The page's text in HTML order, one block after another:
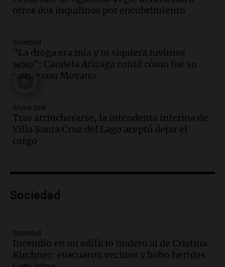
Audio.La calidad del empleo en
en un contexto de crisis económica
Panorama Federal
Episodios
Audio. Audiencia por tragedia vial en
Panorama Federal
Episodios
Audio.Solicitan quiebra de Lebron
Group en medio de una investigación
Audio.
Panorama Federal
Episodios
Audio.El alzobispo García Cueva llama a
otros dos inquilinos por encubrimiento
Sociedad
"La droga era mía y ni siquiera tuvimos
sexo": Candela Arizaga contó cómo fue su
noche con Moyano
Ahora país
Tras atrincherarse, la intendenta interina de
Villa Santa Cruz del Lago aceptó dejar el
cargo
Sociedad
Sociedad
Incendio en un edificio lindero al de Cristina
Kirchner: evacuaron vecinos y hubo heridos